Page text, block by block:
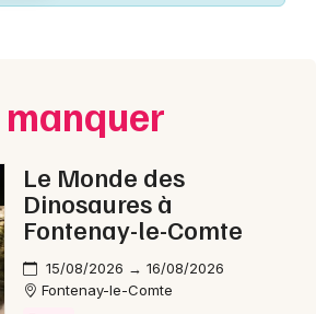
manquer
Le Monde des
Dinosaures à
Fontenay-le-Comte
15/08/2026 → 16/08/2026
Fontenay-le-Comte